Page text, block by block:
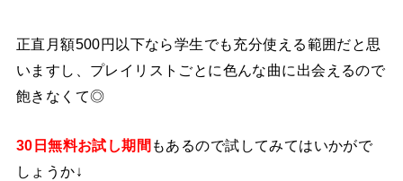
正直月額500円以下なら学生でも充分使える範囲だと思
いますし、プレイリストごとに色んな曲に出会えるので
飽きなくて◎
30日無料お試し期間 もあるので試してみてはいかがで
しょうか↓